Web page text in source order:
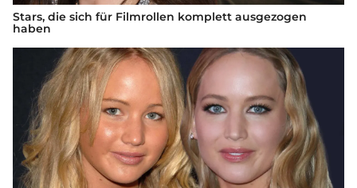
Stars, die sich für Filmrollen komplett ausgezogen
haben